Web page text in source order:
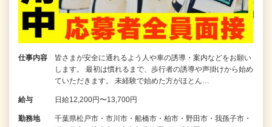
仕事内容
皆さまが安全に通れるよう人や車の誘導・案内などをお願い
します。 最初は慣れるまで、歩行者の誘導や声掛けから始め
ていただきます。 未経験で始めた方がほとん…
給与 日給12,200円〜13,700円
勤務地
千葉県松戸市・市川市・船橋市・柏市・野田市・我孫子市・